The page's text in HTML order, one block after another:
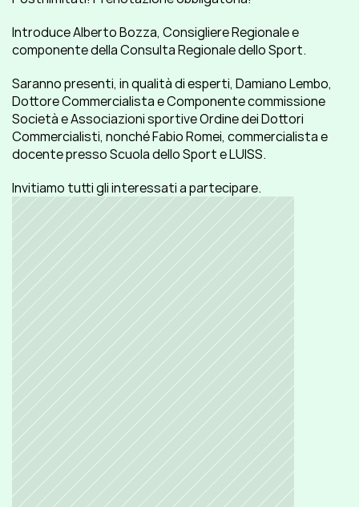
Introduce Alberto Bozza, Consigliere Regionale e
componente della Consulta Regionale dello Sport.
Saranno presenti, in qualità di esperti, Damiano Lembo,
Dottore Commercialista e Componente commissione
Società e Associazioni sportive Ordine dei Dottori
Commercialisti, nonché Fabio Romei, commercialista e
docente presso Scuola dello Sport e LUISS.
Invitiamo tutti gli interessati a partecipare.